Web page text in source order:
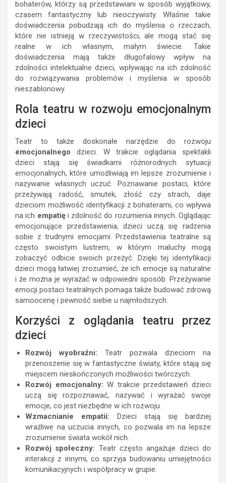
bohaterów, którzy są przedstawiani w sposób wyjątkowy,
czasem fantastyczny lub nieoczywisty. Właśnie takie
doświadczenia pobudzają ich do myślenia o rzeczach,
które nie istnieją w rzeczywistości, ale mogą stać się
realne w ich własnym, małym świecie. Takie
doświadczenia mają także długofalowy wpływ na
zdolności intelektualne dzieci, wpływając na ich zdolność
do rozwiązywania problemów i myślenia w sposób
nieszablonowy.
Rola teatru w rozwoju emocjonalnym
dzieci
Teatr to także doskonałe narzędzie do rozwoju
emocjonalnego dzieci. W trakcie oglądania spektakli
dzieci stają się świadkami różnorodnych sytuacji
emocjonalnych, które umożliwiają im lepsze zrozumienie i
nazywanie własnych uczuć. Poznawanie postaci, które
przeżywają radość, smutek, złość czy strach, daje
dzieciom możliwość identyfikacji z bohaterami, co wpływa
na ich empatięi zdolność do rozumienia innych. Oglądając
emocjonujące przedstawienia, dzieci uczą się radzenia
sobie z trudnymi emocjami. Przedstawienia teatralne są
często swoistym lustrem, w którym maluchy mogą
zobaczyć odbicie swoich przeżyć. Dzięki tej identyfikacji
dzieci mogą łatwiej zrozumieć, że ich emocje są naturalne
i że można je wyrażać w odpowiedni sposób. Przeżywanie
emocji postaci teatralnych pomaga także budować zdrową
samoocenę i pewność siebie u najmłodszych.
Korzyści z oglądania teatru przez
dzieci
Rozwój wyobraźni: Teatr pozwala dzieciom na
przenoszenie się w fantastyczne światy, które stają się
miejscem nieskończonych możliwości twórczych.
Rozwój emocjonalny: W trakcie przedstawień dzieci
uczą się rozpoznawać, nazywać i wyrażać swoje
emocje, co jest niezbędne w ich rozwoju.
Wzmacnianie empatii: Dzieci stają się bardziej
wrażliwe na uczucia innych, co pozwala im na lepsze
zrozumienie świata wokół nich.
Rozwój społeczny: Teatr często angażuje dzieci do
interakcji z innymi, co sprzyja budowaniu umiejętności
komunikacyjnych i współpracy w grupie.